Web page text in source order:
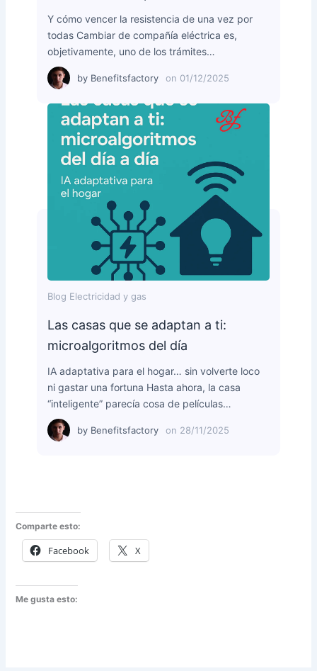
Y cómo vencer la resistencia de una vez por
todas Cambiar de compañía eléctrica es,
objetivamente, uno de los trámites…
by Benefitsfactory on 01/12/2025
Blog Electricidad y gas
Las casas que se adaptan a ti:
microalgoritmos del día
IA adaptativa para el hogar… sin volverte loco
ni gastar una fortuna Hasta ahora, la casa
“inteligente” parecía cosa de películas…
by Benefitsfactory on 28/11/2025
Comparte esto:
Facebook X
Me gusta esto: